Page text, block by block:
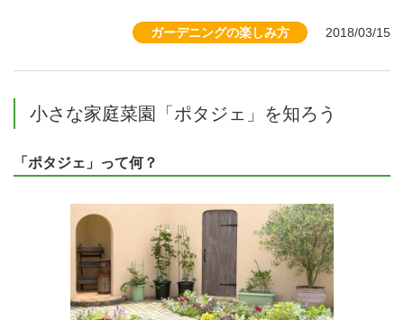
ガーデニングの楽しみ方 2018/03/15
小さな家庭菜園「ポタジェ」を知ろう
「ポタジェ」って何？